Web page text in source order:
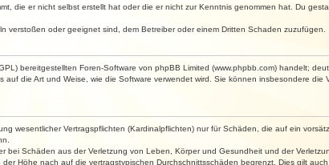
die er nicht selbst erstellt hat oder die er nicht zur Kenntnis genommen hat. Du
oder geeignet sind, dem Betreiber oder einem Dritten Schaden zuzufügen.
bereitgestellten Foren-Software von phpBB Limited (www.phpbb.com) handelt;
die Art und Weise, wie die Software verwendet wird. Sie können insbesondere die
wesentlicher Vertragspflichten (Kardinalpflichten) nur für Schäden, die auf ein
Schäden aus der Verletzung von Leben, Körper und Gesundheit und der
Höhe nach auf die vertragstypischen Durchschnittsschäden begrenzt. Dies gilt